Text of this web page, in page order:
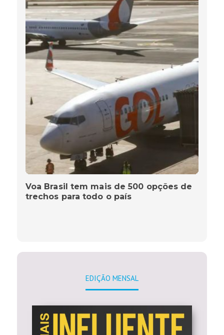
Voa Brasil tem mais de 500 opções de
trechos para todo o país
EDIÇÃO MENSAL